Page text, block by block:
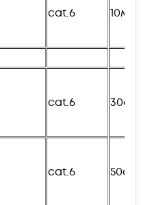
cat.6 10м
cat.6 30см
cat.6 50см